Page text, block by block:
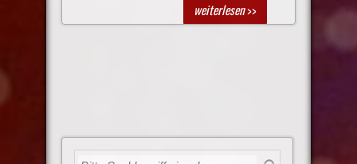
weiterlesen>>